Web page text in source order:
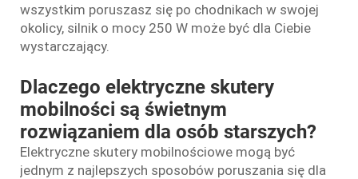
wszystkim poruszasz się po chodnikach w swojej
okolicy, silnik o mocy 250 W może być dla Ciebie
wystarczający.
Dlaczego elektryczne skutery
mobilności są świetnym
rozwiązaniem dla osób starszych?
Elektryczne skutery mobilnościowe mogą być
jednym z najlepszych sposobów poruszania się dla